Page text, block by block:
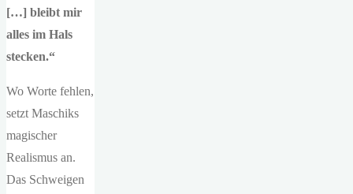
[…] bleibt mir
alles im Hals
stecken.“
Wo Worte fehlen,
setzt Maschiks
magischer
Realismus an.
Das Schweigen